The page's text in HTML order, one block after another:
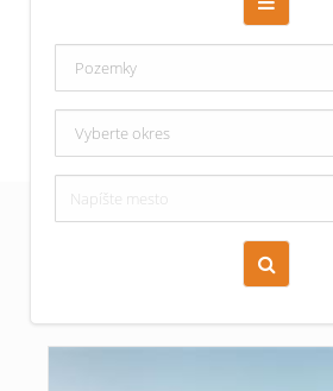
Zoraď podľa času pridania